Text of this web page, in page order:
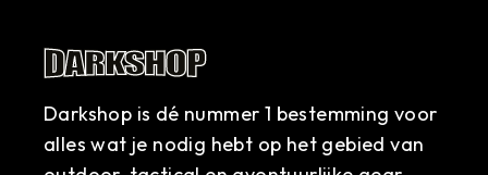
Darkshop is dé nummer 1 bestemming voor
alles wat je nodig hebt op het gebied van